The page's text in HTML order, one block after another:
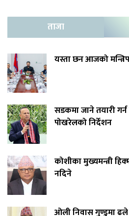
ताजा
यस्ता छन आजको
सडकमा जाने तयारी गर्न
पोखरेलको निर्देशन
कोशीका मुख्यमन्त्री
नदिने
ओली निवास गुण्डुमा